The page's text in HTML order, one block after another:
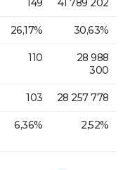
149 41 789 202
26,17% 30,63%
110
28 988
300
103 28 257 778
6,36% 2,52%